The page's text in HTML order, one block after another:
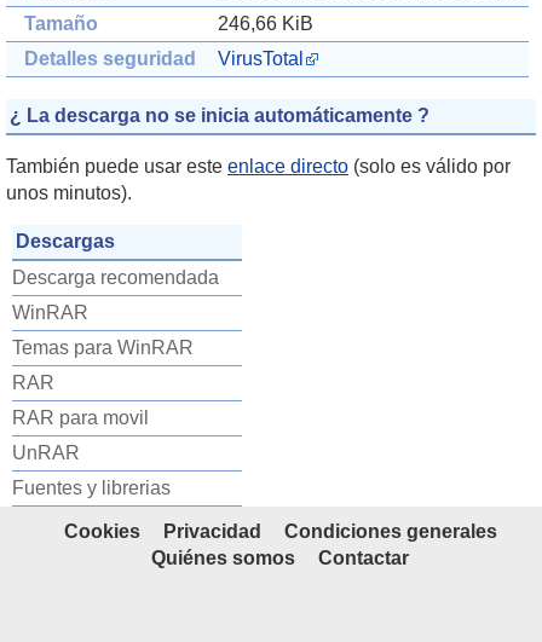
Tamaño
246,66 KiB
Detalles seguridad
VirusTotal
¿ La descarga no se inicia automáticamente ?
También puede usar este enlace directo (solo es válido por
unos minutos).
Descargas
Descarga recomendada
WinRAR
Temas para WinRAR
RAR
RAR para movil
UnRAR
Fuentes y librerias
Cookies Privacidad
Condiciones generales
Quiénes somos
Contactar